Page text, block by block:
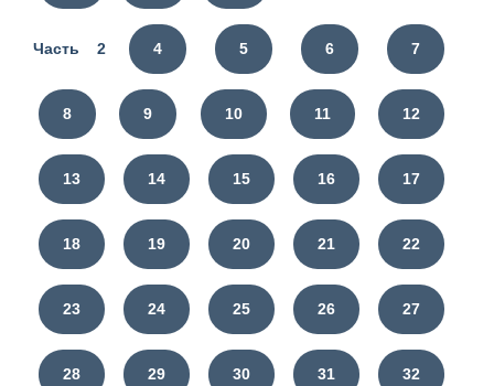
Часть 2 4 5 6 7
8 9 10 11 12
13 14 15 16 17
18 19 20 21 22
23 24 25 26 27
28 29 30 31 32